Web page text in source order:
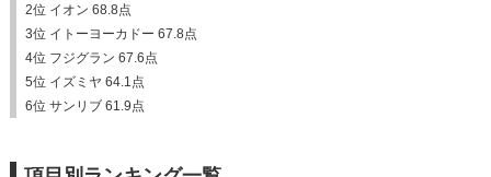
2位 イオン 68.8点
3位 イトーヨーカドー 67.8点
4位 フジグラン 67.6点
5位 イズミヤ 64.1点
6位 サンリブ 61.9点